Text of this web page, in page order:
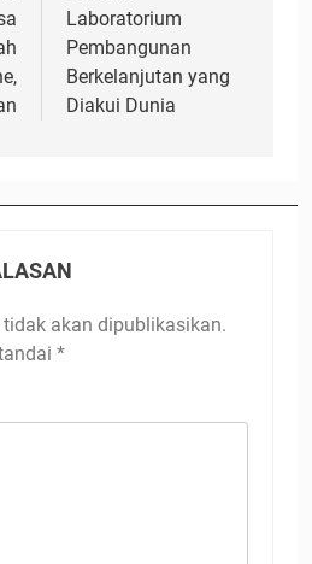
Laboratorium
Pembangunan
Berkelanjutan yang
Diakui Dunia
akan dipublikasikan.
*